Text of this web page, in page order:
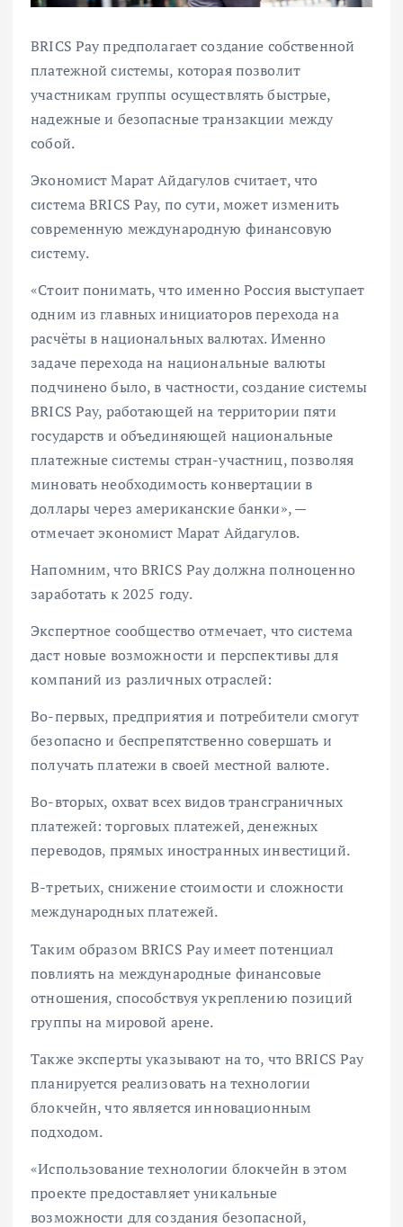
BRICS Pay предполагает создание собственной
платежной системы, которая позволит
участникам группы осуществлять быстрые,
надежные и безопасные транзакции между
собой.
Экономист Марат Айдагулов считает, что
система BRICS Pay, по сути, может изменить
современную международную финансовую
систему.
«Стоит понимать, что именно Россия выступает
одним из главных инициаторов перехода на
расчёты в национальных валютах. Именно
задаче перехода на национальные валюты
подчинено было, в частности, создание системы
BRICS Pay, работающей на территории пяти
государств и объединяющей национальные
платежные системы стран-участниц, позволяя
миновать необходимость конвертации в
доллары через американские банки», —
отмечает экономист Марат Айдагулов.
Напомним, что BRICS Pay должна полноценно
заработать к 2025 году.
Экспертное сообщество отмечает, что система
даст новые возможности и перспективы для
компаний из различных отраслей:
Во-первых, предприятия и потребители смогут
безопасно и беспрепятственно совершать и
получать платежи в своей местной валюте.
Во-вторых, охват всех видов трансграничных
платежей: торговых платежей, денежных
переводов, прямых иностранных инвестиций.
В-третьих, снижение стоимости и сложности
международных платежей.
Таким образом BRICS Pay имеет потенциал
повлиять на международные финансовые
отношения, способствуя укреплению позиций
группы на мировой арене.
Также эксперты указывают на то, что BRICS Pay
планируется реализовать на технологии
блокчейн, что является инновационным
подходом.
«Использование технологии блокчейн в этом
проекте предоставляет уникальные
возможности для создания безопасной,